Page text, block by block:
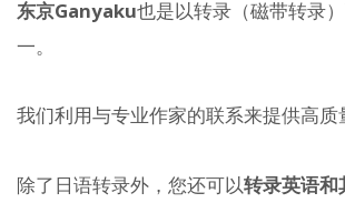
东京Ganyaku也是以转录（磁带转录
一。
我们利用与专业作家的联系来提供高质
除了日语转录外，您还可以转录英语和